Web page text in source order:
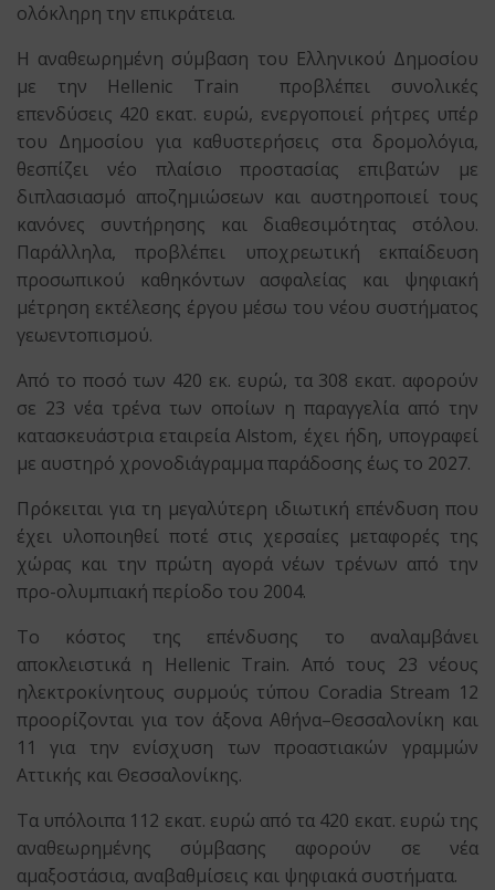
ολόκληρη την επικράτεια.
Η αναθεωρημένη σύμβαση του Ελληνικού Δημοσίου
με την Hellenic Train προβλέπει συνολικές
επενδύσεις 420 εκατ. ευρώ, ενεργοποιεί ρήτρες υπέρ
του Δημοσίου για καθυστερήσεις στα δρομολόγια,
θεσπίζει νέο πλαίσιο προστασίας επιβατών με
διπλασιασμό αποζημιώσεων και αυστηροποιεί τους
κανόνες συντήρησης και διαθεσιμότητας στόλου.
Παράλληλα, προβλέπει υποχρεωτική εκπαίδευση
προσωπικού καθηκόντων ασφαλείας και ψηφιακή
μέτρηση εκτέλεσης έργου μέσω του νέου συστήματος
γεωεντοπισμού.
Από το ποσό των 420 εκ. ευρώ, τα 308 εκατ. αφορούν
σε 23 νέα τρένα των οποίων η παραγγελία από την
κατασκευάστρια εταιρεία Alstom, έχει ήδη, υπογραφεί
με αυστηρό χρονοδιάγραμμα παράδοσης έως το 2027.
Πρόκειται για τη μεγαλύτερη ιδιωτική επένδυση που
έχει υλοποιηθεί ποτέ στις χερσαίες μεταφορές της
χώρας και την πρώτη αγορά νέων τρένων από την
προ-ολυμπιακή περίοδο του 2004.
Το κόστος της επένδυσης το αναλαμβάνει
αποκλειστικά η Hellenic Train. Από τους 23 νέους
ηλεκτροκίνητους συρμούς τύπου Coradia Stream 12
προορίζονται για τον άξονα Αθήνα–Θεσσαλονίκη και
11 για την ενίσχυση των προαστιακών γραμμών
Αττικής και Θεσσαλονίκης.
Τα υπόλοιπα 112 εκατ. ευρώ από τα 420 εκατ. ευρώ της
αναθεωρημένης σύμβασης αφορούν σε νέα
αμαξοστάσια, αναβαθμίσεις και ψηφιακά συστήματα.